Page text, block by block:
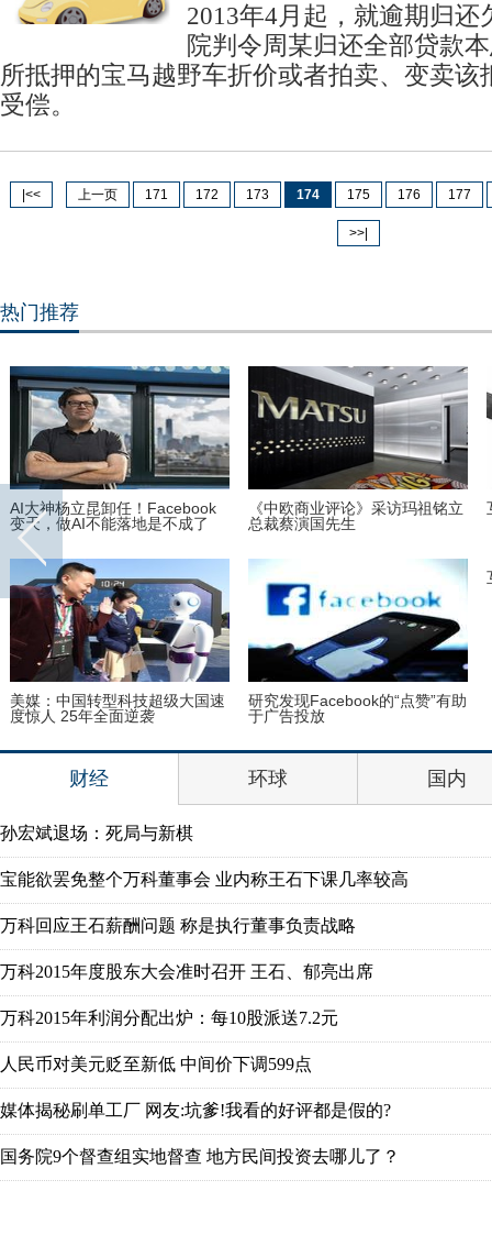
2013年4月起，就逾期归
院判令周某归还全部贷款
所抵押的宝马越野车折价或者拍卖、变卖该
受偿。
|<< 上一页 171 172 173 174 175 176 177
>>|